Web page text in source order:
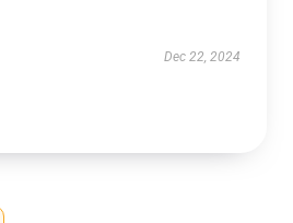
Dec 22, 2024